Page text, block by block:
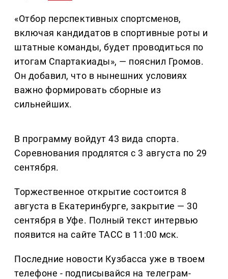
«Отбор перспективных спортсменов,
включая кандидатов в спортивные роты и
штатные команды, будет проводиться по
итогам Спартакиады», — пояснил Громов.
Он добавил, что в нынешних условиях
важно формировать сборные из
сильнейших.
В программу войдут 43 вида спорта.
Соревнования продлятся с 3 августа по 29
сентября.
Торжественное открытие состоится 8
августа в Екатеринбурге, закрытие — 30
сентября в Уфе. Полный текст интервью
появится на сайте ТАСС в 11:00 мск.
Последние новости Кузбасса уже в твоем
телефоне - подписывайся на телеграм-